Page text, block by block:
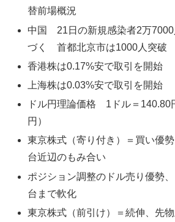
替前場概況
中国 21日の新規感染者2万7000
づく 首都北京市は1000人突破
香港株は0.17%安で取引を開始
上海株は0.03%安で取引を開始
ドル円理論価格 1ドル＝140.80
円）
東京株式（寄り付き）＝買い優
台近辺のもみ合い
ポジション調整のドル売り優勢
台まで軟化
東京株式（前引け）＝続伸、先